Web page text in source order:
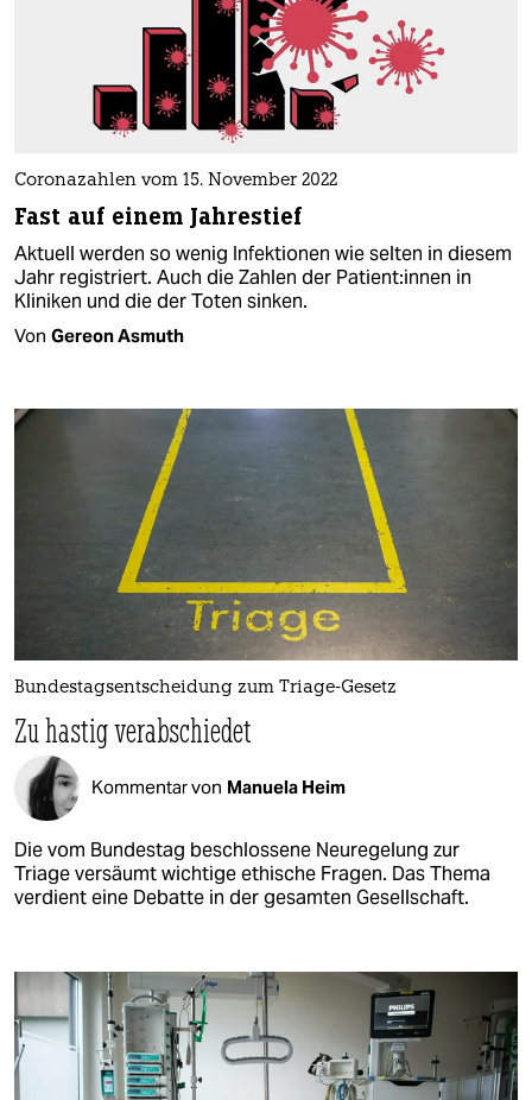
Coronazahlen vom 15. November 2022
Fast auf einem Jahrestief
Aktuell werden so wenig Infektionen wie selten in diesem
Jahr registriert. Auch die Zahlen der Pa­ti­en­t:in­nen in
Kliniken und die der Toten sinken.
Von Gereon Asmuth
Bundestagsentscheidung zum Triage-Gesetz
Zu hastig verabschiedet
Kommentar von Manuela Heim
Die vom Bundestag beschlossene Neuregelung zur
Triage versäumt wichtige ethische Fragen. Das Thema
verdient eine Debatte in der gesamten Gesellschaft.